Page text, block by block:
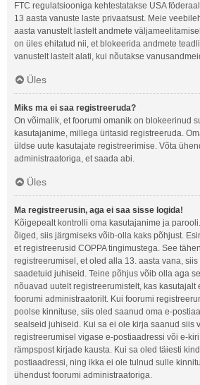
FTC regulatsiooniga kehtestatakse USA
13 aasta vanuste laste privaatsust. Meie
aasta vanustelt lastelt andmete
on üles ehitatud nii, et blokeerida andmete
vanustelt lastelt alati, kui nõutakse
Üles
Miks ma ei saa registreeruda?
On võimalik, et foorumi omanik on blokeerinud
kasutajanime, millega üritasid registreeruda.
üldse uute kasutajate registreerimise. Võta
administraatoriga, et saada abi.
Üles
Ma registreerusin, aga ei saa sisse logida!
Kõigepealt kontrolli oma kasutajanime ja
õiged, siis järgmiseks võib-olla kaks põhjust.
et registreerusid COPPA tingimustega. See
registreerumisel, et oled alla 13. aasta vana,
saadetuid juhiseid. Teine põhjus võib olla aga
nõuavad uutelt registreerumistelt, kas kasutajalt
foorumi administraatorilt. Kui foorumi
poolse kinnituse, siis oled saanud oma e-
sealseid juhiseid. Kui sa ei ole kirja saanud siis
registreerumisel vigase e-postiaadressi või e-
rämpspost kirjade kausta. Kui sa oled täiesti
postiaadressi, ning ikka ei ole tulnud sulle
ühendust foorumi administraatoriga.